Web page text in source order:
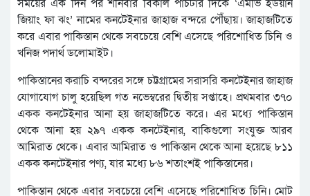
সময়ের এক দিন পর শনিবার বিকাল পাঁচটার দিকে ‘এমভি ইউয়ান
জিয়াং ফা ঝং’ নামের কনটেইনার জাহাজ বন্দরে পৌঁছায়। জাহাজটিতে
করে এবার পাকিস্তান থেকে সবচেয়ে বেশি এসেছে পরিশোধিত চিনি ও
খনিজ পদার্থ ডলোমাইট।
পাকিস্তানের করাচি বন্দরের সঙ্গে চট্টগ্রামের সরাসরি কনটেইনার জাহাজ
যোগাযোগ চালু হয়েছিল গত নভেম্বরের দ্বিতীয় সপ্তাহে। প্রথমবার ৩৭০
একক কনটেইনার আনা হয় জাহাজটিতে করে। এর মধ্যে পাকিস্তান
থেকে আনা হয় ২৯৭ একক কনটেইনার, বাকিগুলো সংযুক্ত আরব
আমিরাত থেকে। এবার আমিরাত ও পাকিস্তান থেকে আনা হয়েছে ৮১১
একক কনটেইনার পণ্য, যার মধ্যে ৮৬ শতাংশই পাকিস্তানের।
পাকিস্তান থেকে এবার সবচেয়ে বেশি এসেছে পরিশোধিত চিনি। মোট